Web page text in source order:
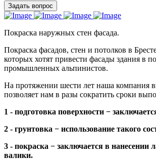
Задать вопрос
Покраска наружных стен фасада.
Покраска фасадов, стен и потолков в
которых хотят привести фасады здания в
промышленных альпинистов.
На протяжении шести лет наша компания
позволяет нам в разы сократить сроки
1 - подготовка поверхности −
2 - грунтовка − использование такого
3 - покраска − заключается в
валики.